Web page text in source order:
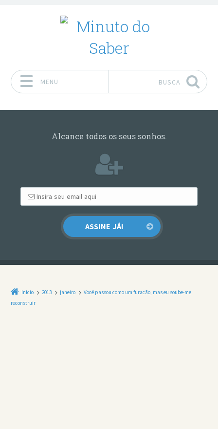
MENU BUSCA
Alcance todos os seus sonhos.
Início 2013 janeiro
Você passou como um furacão, mas eu soube-me
reconstruir